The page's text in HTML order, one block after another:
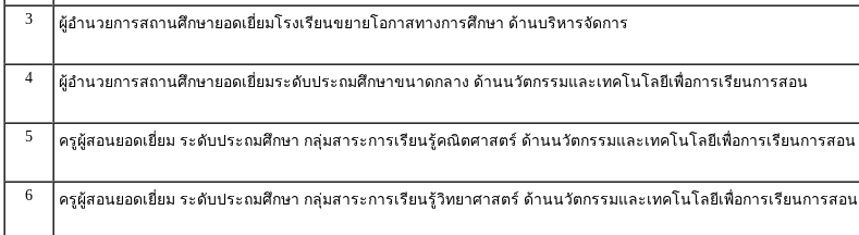
3 ผู้อำนวยการสถานศึกษายอดเยี่ยมโรงเรียนขยายโอกาสทางการศึกษา ด้านบริหารจัดการ
4
ผู้อำนวยการสถานศึกษายอดเยี่ยมระดับประถมศึกษาขนาดกลาง ด้านนวัตกรรมและเทคโนโลยีเพื่อการเรียนการสอน
5
ครูผู้สอนยอดเยี่ยม ระดับประถมศึกษา กลุ่มสาระการเรียนรู้คณิตศาสตร์ ด้านนวัตกรรมและเทคโนโลยีเพื่อการเรียนการสอน
6
ครูผู้สอนยอดเยี่ยม ระดับประถมศึกษา กลุ่มสาระการเรียนรู้วิทยาศาสตร์ ด้านนวัตกรรมและเทคโนโลยีเพื่อการเรียนการสอน